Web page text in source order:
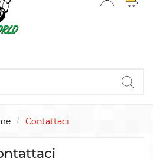
Contattaci